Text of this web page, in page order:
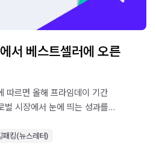
서 베스트셀러에 오른
따르면 올해 프라임데이 기간
벌 시장에서 눈에 띄는 성과를
패킹(뉴스레터)